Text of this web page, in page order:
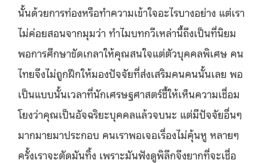
นั้นด้วยการท่องหรือทำความเข้าใจอะไรบางอย่าง แต่เรา
ไม่ค่อยสอนจากมุมว่า ทำไมบทกวีเหล่านี้ถึงเป็นที่นิยม
พอการศึกษาขัดเกลาให้คุณสนใจแต่ตัวบุคคลพิเศษ คน
ไทยจึงไม่ถูกฝึกให้มองปัจจัยที่ส่งเสริมคนคนนั้นเลย พอ
เป็นแบบนั้นเวลาที่นักเศรษฐศาสตร์ชี้ให้เห็นความเชื่อม
โยงว่าคุณเป็นอัจฉริยะบุคคลแล้วจบนะ แต่มีปัจจัยอื่นๆ
มากมายมาประกอบ คนเราพอเจอเรื่องไม่คุ้นหู หลายๆ
ครั้งเราจะตัดมันทิ้ง เพราะมันฟังดูพิลึกจึงยากที่จะเชื่อ